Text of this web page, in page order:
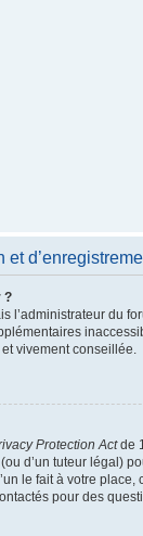
et
?
l’administrateur du
vivement conseillée.
Protection Actde
d’un tuteur légal)
le fait à votre
pour des